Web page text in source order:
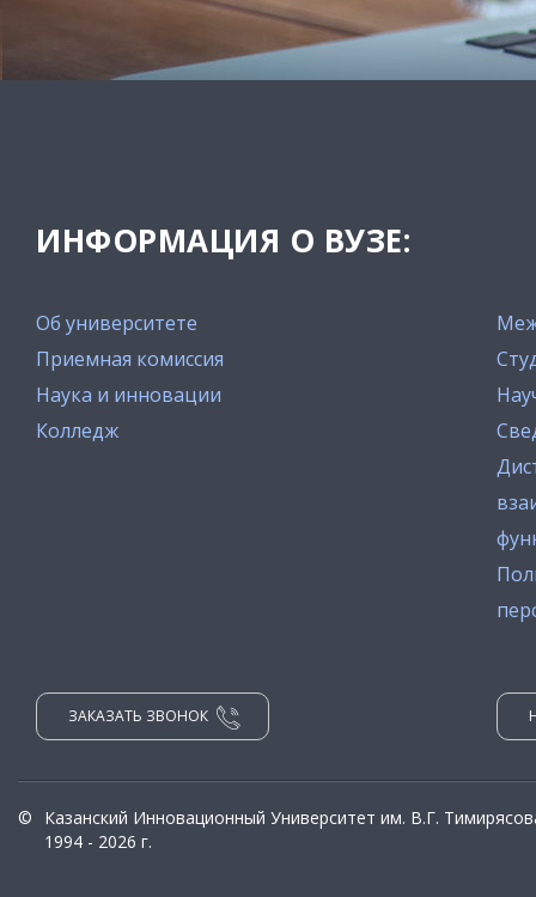
ИНФОРМАЦИЯ О ВУЗЕ:
Об университете
Приемная комиссия
Наука и инновации
Колледж
ЗАКАЗАТЬ ЗВОНОК
©
Казанский Инновационный Университет им. В.Г.
1994 - 2026 г.